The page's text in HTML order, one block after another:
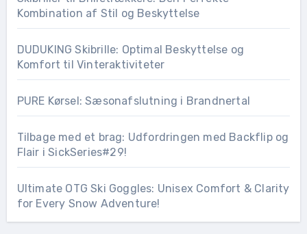
Kombination af Stil og Beskyttelse
DUDUKING Skibrille: Optimal Beskyttelse og
Komfort til Vinteraktiviteter
PURE Kørsel: Sæsonafslutning i Brandnertal
Tilbage med et brag: Udfordringen med Backflip og
Flair i SickSeries#29!
Ultimate OTG Ski Goggles: Unisex Comfort & Clarity
for Every Snow Adventure!